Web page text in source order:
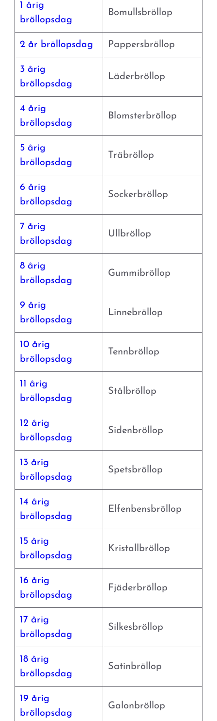
1 årig
bröllopsdag
Bomullsbröllop
2 år bröllopsdag Pappersbröllop
3 årig
bröllopsdag
Läderbröllop
4 årig
bröllopsdag
Blomsterbröllop
5 årig
bröllopsdag
Träbröllop
6 årig
bröllopsdag
Sockerbröllop
7 årig
bröllopsdag
Ullbröllop
8 årig
bröllopsdag
Gummibröllop
9 årig
bröllopsdag
Linnebröllop
10 årig
bröllopsdag
Tennbröllop
11 årig
bröllopsdag
Stålbröllop
12 årig
bröllopsdag
Sidenbröllop
13 årig
bröllopsdag
Spetsbröllop
14 årig
bröllopsdag
Elfenbensbröllop
15 årig
bröllopsdag
Kristallbröllop
16 årig
bröllopsdag
Fjäderbröllop
17 årig
bröllopsdag
Silkesbröllop
18 årig
bröllopsdag
Satinbröllop
19 årig
bröllopsdag
Galonbröllop